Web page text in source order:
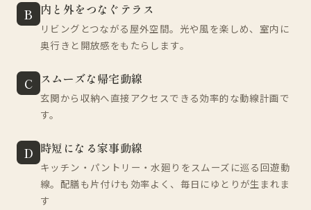
B 内と外をつなぐテラス
リビングとつながる屋外空間。光や風を楽しめ、室内に
奥行きと開放感をもたらします。
C スムーズな帰宅動線
玄関から収納へ直接アクセスできる効率的な動線計画で
す。
D 時短になる家事動線
キッチン・パントリー・水廻りをスムーズに巡る回遊動
線。配膳も片付けも効率よく、毎日にゆとりが生まれま
す